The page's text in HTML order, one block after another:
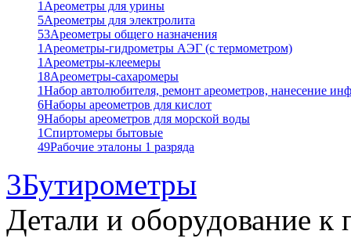
1 Ареометры для урины
5Ареометры для электролита
53Ареометры общего назначения
1 Ареометры-гидрометры АЭГ (с термометром)
1 Ареометры-клеемеры
18Ареометры-сахаромеры
1Набор автолюбителя, ремонт ареометров, нанесение
6Наборы ареометров для кислот
9Наборы ареометров для морской воды
1Спиртомеры бытовые
49Рабочие эталоны 1 разряда
3Бутирометры
Детали и оборудование к